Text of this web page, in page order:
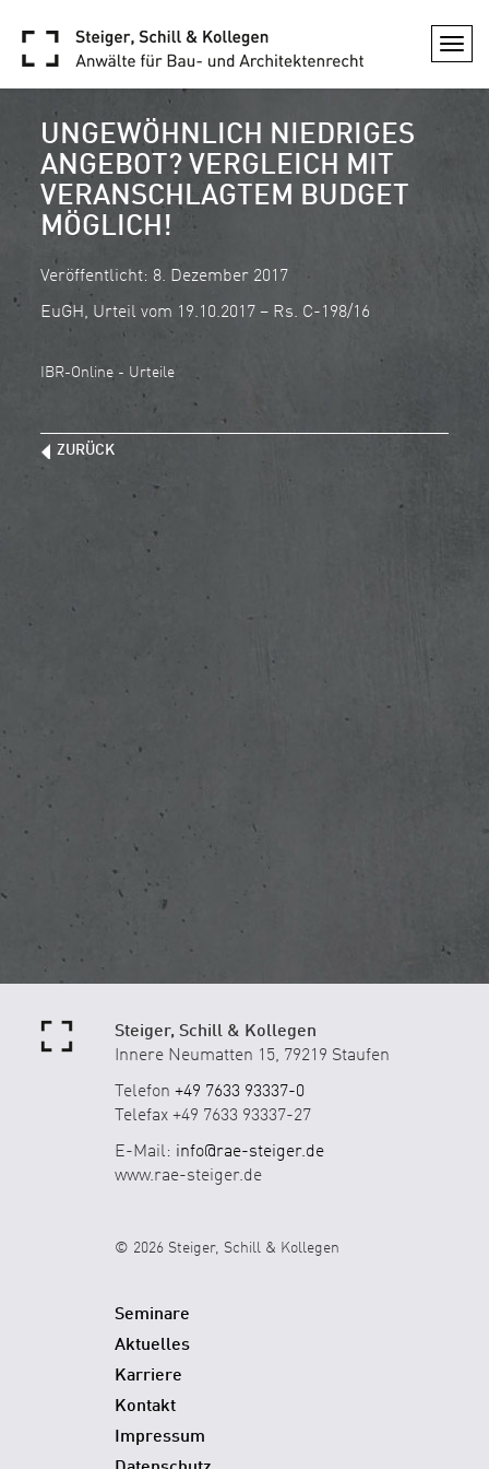
UNGEWÖHNLICH NIEDRIGES
ANGEBOT? VERGLEICH MIT
VERANSCHLAGTEM BUDGET
MÖGLICH!
Veröffentlicht: 8. Dezember 2017
EuGH, Urteil vom 19.10.2017 – Rs. C-198/16
IBR-Online - Urteile
ZURÜCK
Steiger, Schill & Kollegen
Innere Neumatten 15, 79219 Staufen
Telefon +49 7633 93337-0
Telefax +49 7633 93337-27
E-Mail: info@rae-steiger.de
www.rae-steiger.de
© 2026 Steiger, Schill & Kollegen
Seminare
Aktuelles
Karriere
Kontakt
Impressum